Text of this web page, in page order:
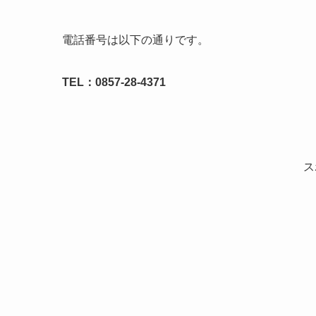
電話番号は以下の通りです。
TEL：0857-28-4371